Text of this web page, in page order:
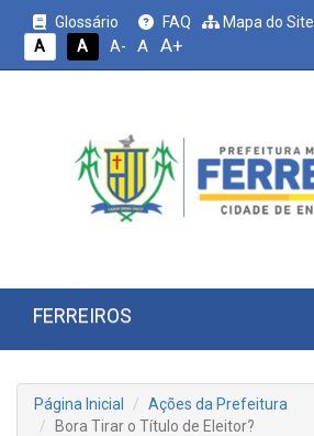
Glossário FAQ Mapa do Site
A
A A- A A+
FERREIROS
Página Inicial
Ações da Prefeitura
Bora Tirar o Título de Eleitor?